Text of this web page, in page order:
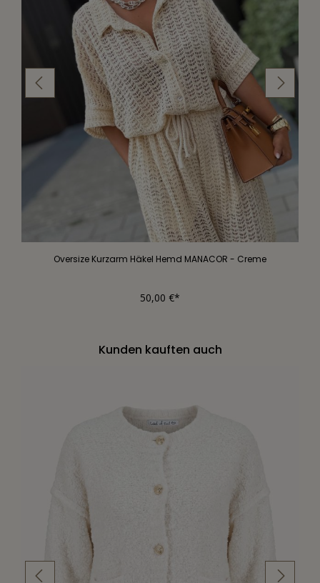
Oversize Kurzarm Häkel Hemd MANACOR - Creme
50,00 €*
Kunden kauften auch